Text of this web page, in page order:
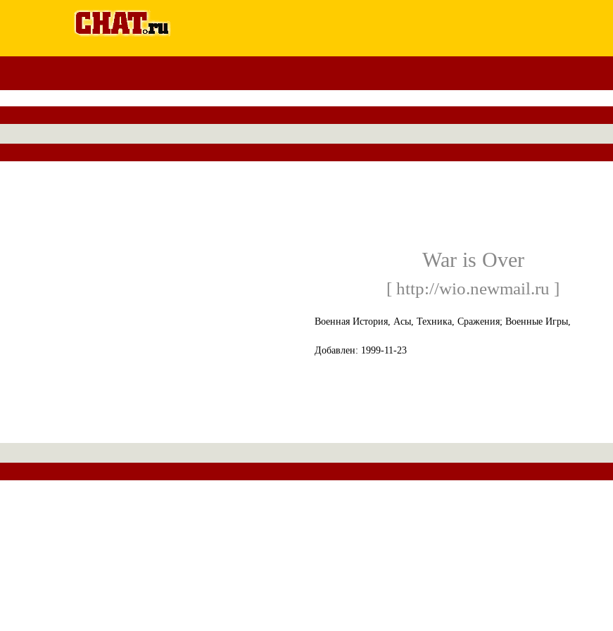
War is Over
[ http://wio.newmail.ru ]
Военная История, Асы, Техника, Сражения; Военные Игры,
Добавлен: 1999-11-23